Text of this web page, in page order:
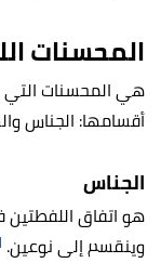
المحسنات
هي المحسنات التي
أقسامها: الجناس
الجناس
هو اتفاق
وينقسم إلى نوعين.